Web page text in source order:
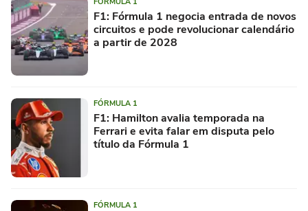
F1: Fórmula 1 negocia entrada de novos
circuitos e pode revolucionar calendário
a partir de 2028
FÓRMULA 1
F1: Hamilton avalia temporada na
Ferrari e evita falar em disputa pelo
título da Fórmula 1
FÓRMULA 1